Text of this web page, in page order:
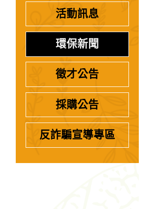
活動訊息
環保新聞
徵才公告
採購公告
反詐騙宣導專區